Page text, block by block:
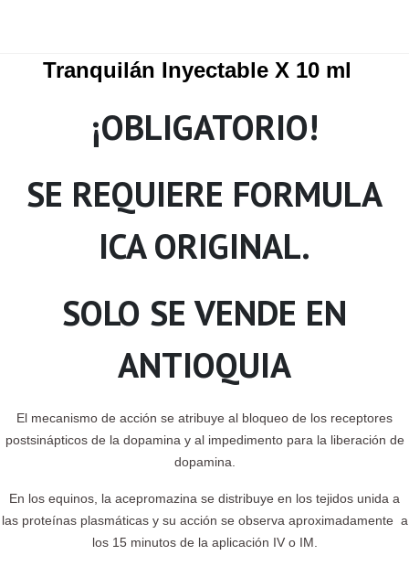
Tranquilán Inyectable X 10 ml
¡OBLIGATORIO!
SE REQUIERE FORMULA
ICA ORIGINAL.
SOLO SE VENDE EN
ANTIOQUIA
El mecanismo de acción se atribuye al bloqueo de los receptores
postsinápticos de la dopamina y al impedimento para la liberación de
dopamina.
En los equinos, la acepromazina se distribuye en los tejidos unida a
las proteínas plasmáticas y su acción se observa aproximadamente a
los 15 minutos de la aplicación IV o IM.